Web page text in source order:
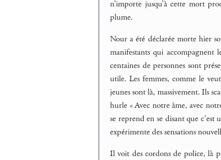
n’importe jusqu’à cette mort
plume.
Nour a été déclarée morte hier
manifestants qui
centaines de personnes sont
utile. Les femmes, comme le
jeunes sont là, massivement. Ils
hurle « Avec notre âme, avec
se reprend en se disant que
expérimente des sensations
Il voit des cordons de police, là